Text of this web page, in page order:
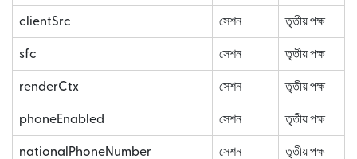
clientSrc সেশন তৃতীয় পক্ষ
sfc সেশন তৃতীয় পক্ষ
renderCtx সেশন তৃতীয় পক্ষ
phoneEnabled সেশন তৃতীয় পক্ষ
nationalPhoneNumber সেশন তৃতীয় পক্ষ